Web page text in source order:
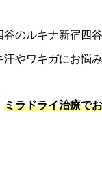
のルキナ新宿四
汗やワキガにお悩
ミラドライ治療で